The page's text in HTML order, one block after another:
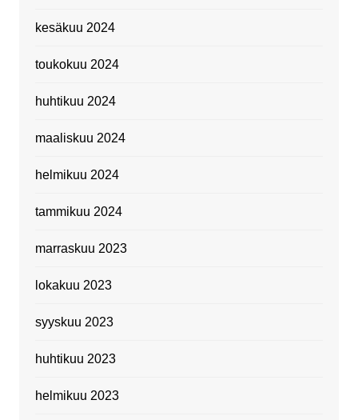
kesäkuu 2024
toukokuu 2024
huhtikuu 2024
maaliskuu 2024
helmikuu 2024
tammikuu 2024
marraskuu 2023
lokakuu 2023
syyskuu 2023
huhtikuu 2023
helmikuu 2023